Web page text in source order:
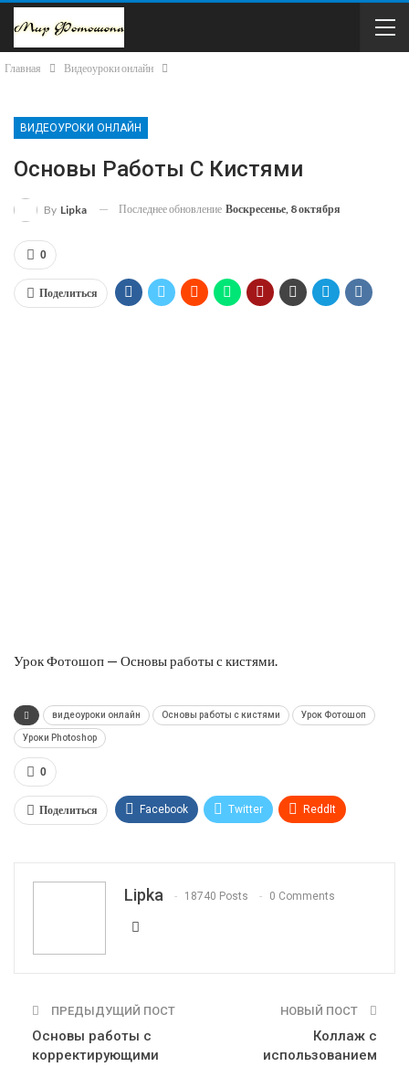
Главная Видеоуроки онлайн
ВИДЕОУРОКИ ОНЛАЙН
Основы Работы С Кистями
By Lipka Последнее обновление Воскресенье, 8 октября
0
Поделиться
Урок Фотошоп — Основы работы с кистями.
видеоуроки онлайн Основы работы с кистями Урок Фотошоп
Уроки Photoshop
0
Поделиться Facebook Twitter ReddIt
Lipka 18740 Posts 0 Comments
ПРЕДЫДУЩИЙ ПОСТ
Основы работы с
корректирующими
НОВЫЙ ПОСТ
Коллаж с
использованием